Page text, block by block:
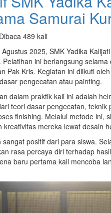
Samurai
489 kali
2025, SMK Yadika
Pelatihan ini berlangsung
Pak Kris. Kegiatan ini diikuti
pengecatan atau painting.
dalam praktik kali ini adalah
teori dasar pengecatan,
finishing. Melalui metode ini,
mereka lewat desain
positif dari para siswa.
rasa percaya diri terhadap
baru pertama kali mencoba